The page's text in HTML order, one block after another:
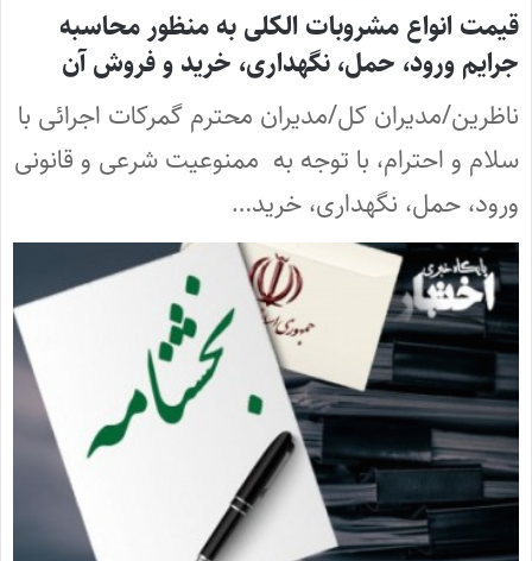
قیمت انواع مشروبات الکلی به منظور محاسبه
جرایم ورود، حمل، نگهداری، خرید و فروش آن
ناظرین/مدیران کل/مدیران محترم گمرکات اجرائی با
سلام و احترام، با توجه به ممنوعیت شرعی و قانونی
ورود، حمل، نگهداری، خرید…